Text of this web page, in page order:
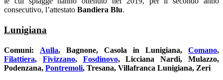
consecutivo, l’attestato Bandiera Blu.
Lunigiana
Comuni: Aulla, Bagnone, Casola in Lunigiana, Comano,
Filattiera, Fivizzano, Fosdinovo, Licciana Nardi, Mulazzo,
Podenzana, Pontremoli, Tresana, Villafranca Lunigiana, Zeri